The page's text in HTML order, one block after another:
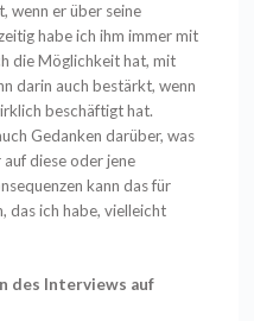
wenn er über seine
habe ich ihm immer mit
die Möglichkeit hat, mit
darin auch bestärkt, wenn
beschäftigt hat.
Gedanken darüber, was
diese oder jene
kann das für
das ich habe, vielleicht
des Interviews auf